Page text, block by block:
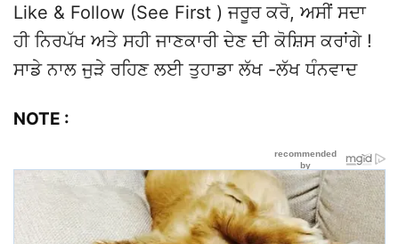
Like & Follow (See First ) ਜਰੂਰ ਕਰੋ, ਅਸੀਂ ਸਦਾ
ਹੀ ਨਿਰਪੱਖ ਅਤੇ ਸਹੀ ਜਾਣਕਾਰੀ ਦੇਣ ਦੀ ਕੋਸ਼ਿਸ ਕਰਾਂਗੇ !
ਸਾਡੇ ਨਾਲ ਜੁੜੇ ਰਹਿਣ ਲਈ ਤੁਹਾਡਾ ਲੱਖ -ਲੱਖ ਧੰਨਵਾਦ
NOTE :